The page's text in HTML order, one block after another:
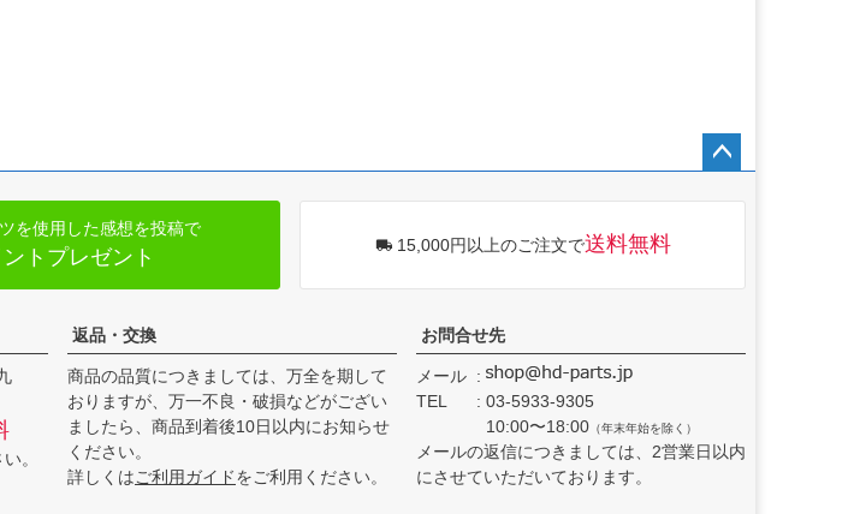
を使用した感想を投稿で
トプレゼント 15,000円以上のご注文で送料無料
。
返品・交換
商品の品質につきましては、万全を期して
おりますが、万一不良・破損などがござい
ましたら、商品到着後10日以内にお知らせ
ください。
詳しくはご利用ガイドをご利用ください。
お問合せ先
メール
TEL
03-5933-9305
10:00〜18:00 （年末年始を除く）
メールの返信につきましては、2営業日以内
にさせていただいております。